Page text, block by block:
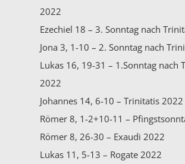
2022
Ezechiel 18 – 3. Sonntag nach
Jona 3, 1-10 – 2. Sonntag nach
Lukas 16, 19-31 – 1.Sonntag nach
2022
Johannes 14, 6-10 – Trinitatis 2022
Römer 8, 1-2+10-11 –
Römer 8, 26-30 – Exaudi 2022
Lukas 11, 5-13 – Rogate 2022